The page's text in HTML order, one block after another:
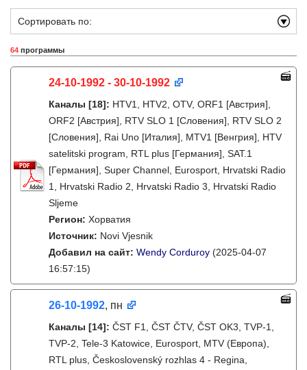
Сортировать по:
64 программы
24-10-1992 - 30-10-1992
Каналы [18]: HTV1, HTV2, OTV, ORF1 [Австрия],
ORF2 [Австрия], RTV SLO 1 [Словения], RTV SLO 2
[Словения], Rai Uno [Италия], MTV1 [Венгрия], HTV
satelitski program, RTL plus [Германия], SAT.1
[Германия], Super Channel, Eurosport, Hrvatski Radio
1, Hrvatski Radio 2, Hrvatski Radio 3, Hrvatski Radio
Sljeme
Регион: Хорватия
Источник: Novi Vjesnik
Добавил на сайт: Wendy Corduroy (2025-04-07
16:57:15)
26-10-1992, пн
Каналы [14]: ČST F1, ČST ČTV, ČST OK3, TVP-1,
TVP-2, Tele-3 Katowice, Eurosport, MTV (Европа),
RTL plus, Československý rozhlas 4 - Regina,